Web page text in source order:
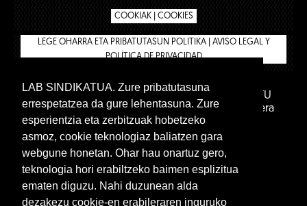
COOKIAK | COOKIES
LEGE OHARRA ETA PRIBATUTASUN POLITIKA | AVISO LEGAL Y
POLÍTICA DE PRIVACIDAD
IPAR HEGOA FUNDAZIOA
AFILIATU
DENDA
BARNE GUNEA 🔑 Euskara Gaztelera
LAB SINDIKATUA. Zure pribatutasuna
errespetatzea da gure lehentasuna. Zure
esperientzia eta zerbitzuak hobetzeko
asmoz, cookie teknologiaz baliatzen gara
webgune honetan. Ohar hau onartuz gero,
teknologia hori erabiltzeko baimen esplizitua
ematen diguzu. Nahi duzunean alda
dezakezu cookie-en erabileraren inguruko